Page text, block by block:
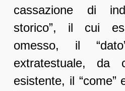
cassazione di
storico”, il cui
omesso, il
extratestuale, da
esistente, il “come”